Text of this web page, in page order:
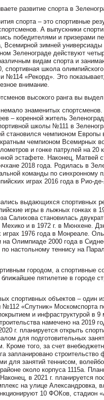
развитие спорта в
спорта – это спортивные
А выпускники
победителями и призерами
Всемирной зимней
Зеленограде действуют
видам спорта и
школа
№114 «Рекорд». Это
внимание.
высокого ранга вы
знаменитых
– коренной житель
школы №111 в
становился чемпионом Европы
чемпионом Всемирных
и гонке патрулей на 20
эстафете. Наконец, Матвей
2018 года. Родилась в
команды по синхронному
играх 2016 года в Рио-
выдающихся спортивных
игры в лыжных гонках в
Салихова становилась
Мехико и в 1972 г. в Мюнхене.
1976 года в Монреале.
на Олимпиаде 2000 года в
настольному теннису на
городом, а спортивные
пятилетие в городе
спортивных объектов – один
«Спутник» Москомспорта
и инфраструктурой в 9
намечено на 2019
г. планируется открыть
для подготовительных
того, за счет
запланировано строительство
для занятий теннисом,
около корпуса 1115а.
в 2021 г. планируется
на улице Александровка,
10 ФОКов, стадион